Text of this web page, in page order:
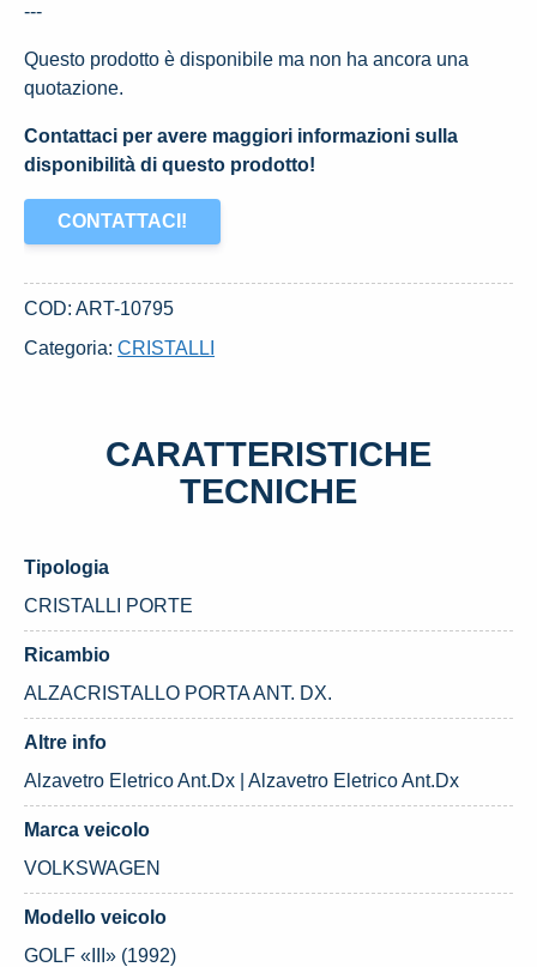
---
Questo prodotto è disponibile ma non ha ancora una
quotazione.
Contattaci per avere maggiori informazioni sulla
disponibilità di questo prodotto!
CONTATTACI!
COD: ART-10795
Categoria: CRISTALLI
CARATTERISTICHE
TECNICHE
Tipologia
CRISTALLI PORTE
Ricambio
ALZACRISTALLO PORTA ANT. DX.
Altre info
Alzavetro Eletrico Ant.Dx | Alzavetro Eletrico Ant.Dx
Marca veicolo
VOLKSWAGEN
Modello veicolo
GOLF «III» (1992)